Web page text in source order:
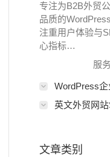
专注为B2B外贸
品质的
注重用户体验与
心指标…
服
WordPress
英文外贸网
文章类别